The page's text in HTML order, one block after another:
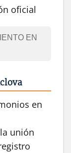
oficial
EN
en
unión